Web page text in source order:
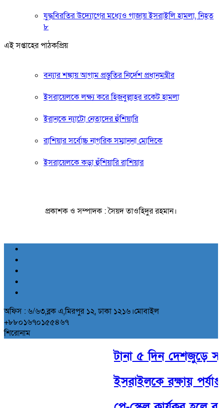
যুদ্ধবিরতির উদ্যোগের মধ্যেও গাজায় ইসরাইলি হামলা, নিহত
৮
এই সপ্তাহের পাঠকপ্রিয়
বন্যার শঙ্কায় আগাম প্রস্তুতির নির্দেশ প্রধানমন্ত্রীর
ইসরায়েলকে লক্ষ্য করে হিজবুল্লাহর রকেট হামলা
ইরানকে ন্যাটো নেতাদের হুঁশিয়ারি
রাশিয়ার সর্বোচ্চ নাগরিক সম্মাননা মোদিকে
ইসরায়েলকে কড়া হুঁশিয়ারি রাশিয়ার
প্রকাশক ও সম্পাদক : সৈয়দ তাওহিদুর রহমান।
অফিস : ৬/৬৩,ব্লক এ,মিরপুর ১২, ঢাকা ১২১৬।মোবাইল
+৮৮০১৬৭০১৫৫৪৬৭
শিরোনাম
টানা ৫ দিন দেশজুড়ে
ইসরাইলকে রক্ষায়